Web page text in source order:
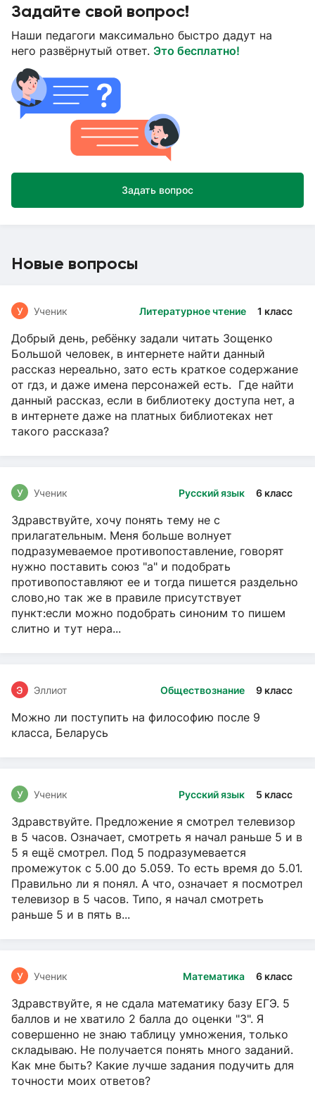
Задайте свой вопрос!
Наши педагоги максимально быстро дадут на
него развёрнутый ответ. Это бесплатно!
Задать вопрос
Новые вопросы
Литературное чтение 1 класс
У Ученик
Добрый день, ребёнку задали читать Зощенко
Большой человек, в интернете найти данный
рассказ нереально, зато есть краткое содержание
от гдз, и даже имена персонажей есть. Где найти
данный рассказ, если в библиотеку доступа нет, а
в интернете даже на платных библиотеках нет
такого рассказа?
Русский язык 6 класс
У Ученик
Здравствуйте, хочу понять тему не с
прилагательным. Меня больше волнует
подразумеваемое противопоставление, говорят
нужно поставить союз "а" и подобрать
противопоставляют ее и тогда пишется раздельно
слово,но так же в правиле присутствует
пункт:если можно подобрать синоним то пишем
слитно и тут нера...
Обществознание 9 класс
Э Эллиот
Можно ли поступить на философию после 9
класса, Беларусь
Русский язык 5 класс
У Ученик
Здравствуйте. Предложение я смотрел телевизор
в 5 часов. Означает, смотреть я начал раньше 5 и в
5 я ещё смотрел. Под 5 подразумевается
промежуток с 5.00 до 5.059. То есть время до 5.01.
Правильно ли я понял. А что, означает я посмотрел
телевизор в 5 часов. Типо, я начал смотреть
раньше 5 и в пять в...
Математика 6 класс
У Ученик
Здравствуйте, я не сдала математику базу ЕГЭ. 5
баллов и не хватило 2 балла до оценки "3". Я
совершенно не знаю таблицу умножения, только
складываю. Не получается понять много заданий.
Как мне быть? Какие лучше задания подучить для
точности моих ответов?